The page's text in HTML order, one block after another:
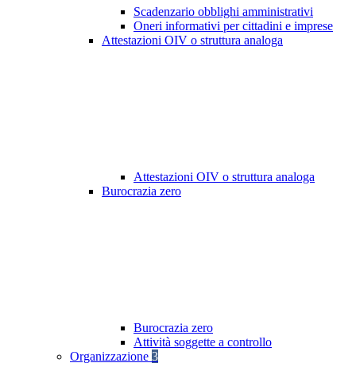
Scadenzario obblighi amministrativi
Oneri informativi per cittadini e imprese
Attestazioni OIV o struttura analoga
Attestazioni OIV o struttura analoga
Burocrazia zero
Burocrazia zero
Attività soggette a controllo
Organizzazione 3